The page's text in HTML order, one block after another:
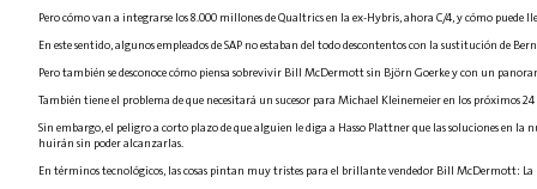
Pero cómo van a integrarse los 8.000 millones de Qualtrics en la ex-Hybris, ahora C/4, y cómo puede
En este sentido, algunos empleados de SAP no estaban del todo descontentos con la sustitución de
Pero también se desconoce cómo piensa sobrevivir Bill McDermott sin Björn Goerke y con un
También tiene el problema de que necesitará un sucesor para Michael Kleinemeier en los próximos 24
Sin embargo, el peligro a corto plazo de que alguien le diga a Hasso Plattner que las soluciones en
huirán sin poder alcanzarlas.
En términos tecnológicos, las cosas pintan muy tristes para el brillante vendedor Bill McDermott: La